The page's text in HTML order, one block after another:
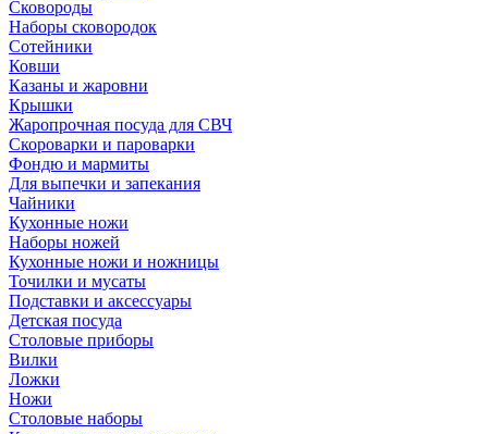
Сковороды
Наборы сковородок
Сотейники
Ковши
Казаны и жаровни
Крышки
Жаропрочная посуда для СВЧ
Скороварки и пароварки
Фондю и мармиты
Для выпечки и запекания
Чайники
Кухонные ножи
Наборы ножей
Кухонные ножи и ножницы
Точилки и мусаты
Подставки и аксессуары
Детская посуда
Столовые приборы
Вилки
Ложки
Ножи
Столовые наборы